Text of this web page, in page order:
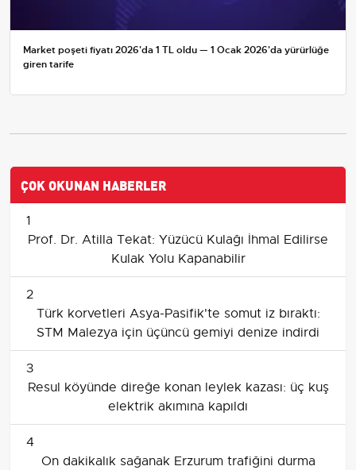
Market poşeti fiyatı 2026'da 1 TL oldu — 1 Ocak 2026'da yürürlüğe
giren tarife
ÇOK OKUNAN HABERLER
1
Prof. Dr. Atilla Tekat: Yüzücü Kulağı İhmal Edilirse
Kulak Yolu Kapanabilir
2
Türk korvetleri Asya-Pasifik'te somut iz bıraktı:
STM Malezya için üçüncü gemiyi denize indirdi
3
Resul köyünde direğe konan leylek kazası: üç kuş
elektrik akımına kapıldı
4
On dakikalık sağanak Erzurum trafiğini durma